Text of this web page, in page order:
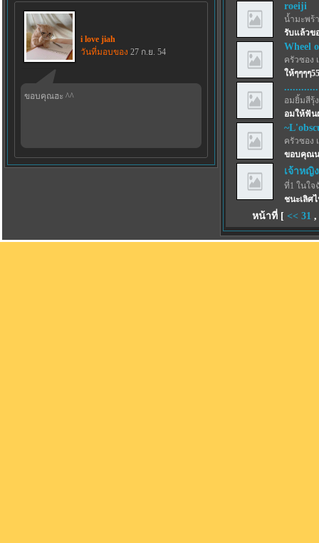
i love jiah
วันที่มอบของ 27 ก.ย. 54
ขอบคุณฮะ ^^
roeiji
น้ำมะพร้
รับแล้วข
Wheel
ครัวซอง
ให้ๆๆๆๆ
............
อมยิ้มสีรุ้ง
อมให้ฟัน
ครัวซอง
ขอบคุณน
เจ้าหญิ
ที่1 ในใจ
ชนะเลิศไ
หน้าที่ [ << 31 ,